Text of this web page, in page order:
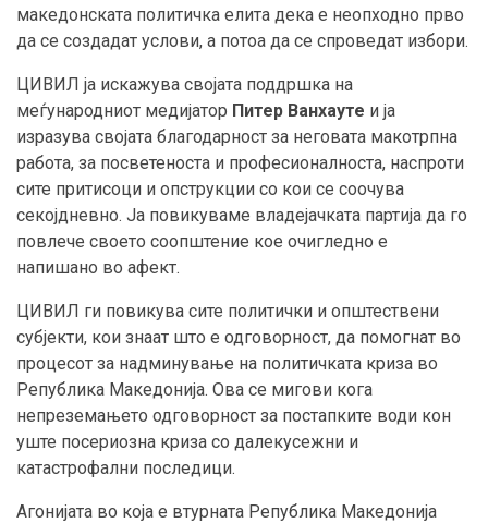
македонската политичка елита дека е неопходно прво
да се создадат услови, а потоа да се спроведат избори.
ЦИВИЛ ја искажува својата поддршка на
меѓународниот медијатор Питер Ванхауте и ја
изразува својата благодарност за неговата макотрпна
работа, за посветеноста и професионалноста, наспроти
сите притисоци и опструкции со кои се соочува
секојдневно. Ја повикуваме владејачката партија да го
повлече своето соопштение кое очигледно е
напишано во афект.
ЦИВИЛ ги повикува сите политички и општествени
субјекти, кои знаат што е одговорност, да помогнат во
процесот за надминување на политичката криза во
Република Македонија. Ова се мигови кога
непреземањето одговорност за постапките води кон
уште посериозна криза со далекусежни и
катастрофални последици.
Агонијата во која е втурната Република Македонија